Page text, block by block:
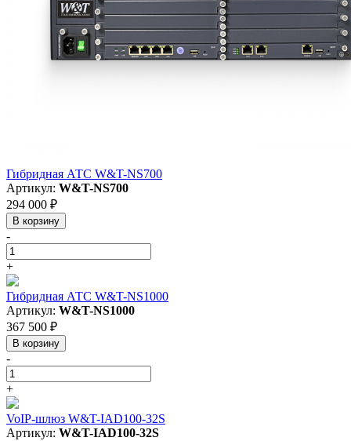
Гибридная АТС W&T-NS700
Артикул: W&T-NS700
294 000 ₽
В корзину
-
+
Гибридная АТС W&T-NS1000
Артикул: W&T-NS1000
367 500 ₽
В корзину
-
+
VoIP-шлюз W&T-IAD100-32S
Артикул: W&T-IAD100-32S